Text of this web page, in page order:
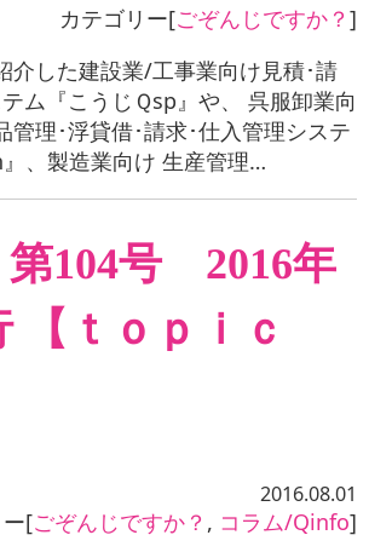
カテゴリー[ごぞんじですか？ ]
介した建設業/工事業向け見積･請
ム『こうじＱsp』や、 呉服卸業向
管理･浮貸借･請求･仕入管理システ
、製造業向け 生産管理…
104号 2016年
【ｔｏｐｉｃ
2016.08.01
[ごぞんじですか？ , コラム/Qinfo]